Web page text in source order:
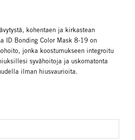
kohentaen ja kirkastean
ID Bonding Color Mask 8-19 on
jonka koostumukseen integroitu
syvähoitoja ja uskomatonta
ilman hiusvaurioita.